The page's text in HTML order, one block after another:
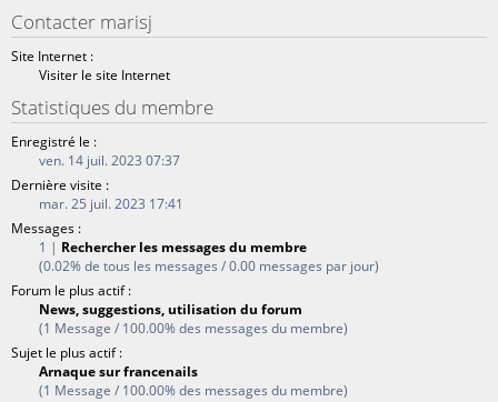
Contacter marisj
Site Internet :
Visiter le site Internet
Statistiques du membre
Enregistré le :
ven. 14 juil. 2023 07:37
Dernière visite :
mar. 25 juil. 2023 17:41
Messages :
1 | Rechercher les messages du membre
(0.02% de tous les messages / 0.00 messages par jour)
Forum le plus actif :
News, suggestions, utilisation du forum
(1 Message / 100.00% des messages du membre)
Sujet le plus actif :
Arnaque sur francenails
(1 Message / 100.00% des messages du membre)